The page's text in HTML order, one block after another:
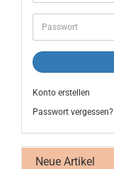
Konto erstellen
Passwort vergessen?
Neue Artikel